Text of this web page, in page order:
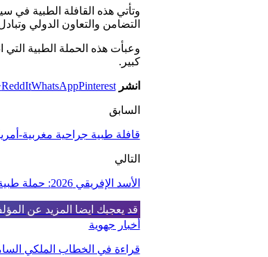
وتأتي هذه القافلة الطبية في
التضامن والتعاون الدولي
كبير.
انشر ReddItWhatsAppPinterest
السابق
قافلة طبية جراحية مغربية-
التالي
الأسد الإفريقي 2026: حملة طبية لفائدة الأطفال في طب العيون والأسنان بالداخلة
قد يعجبك ايضا المزيد عن
أخبار جهوية
قراءة في الخطاب الملكي السامي بمناسبة